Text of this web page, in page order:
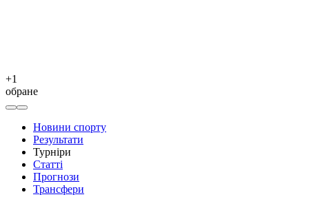
+1
обране
Новини спорту
Результати
Турніри
Статті
Прогнози
Трансфери